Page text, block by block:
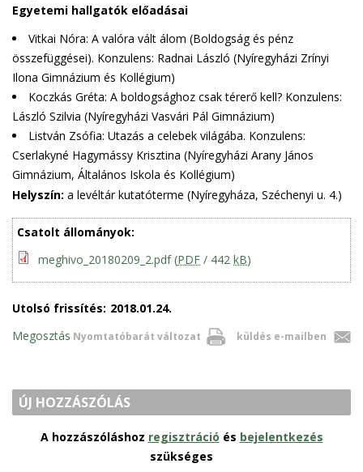
Egyetemi hallgatók előadásai
Vitkai Nóra: A valóra vált álom (Boldogság és pénz
összefüggései). Konzulens: Radnai László (Nyíregyházi Zrínyi
Ilona Gimnázium és Kollégium)
Koczkás Gréta: A boldogsághoz csak térerő kell? Konzulens:
László Szilvia (Nyíregyházi Vasvári Pál Gimnázium)
Listván Zsófia: Utazás a celebek világába. Konzulens:
Cserlakyné Hagymássy Krisztina (Nyíregyházi Arany János
Gimnázium, Általános Iskola és Kollégium)
Helyszín: a levéltár kutatóterme (Nyíregyháza, Széchenyi u. 4.)
Csatolt állományok:
meghivo_20180209_2.pdf(PDF / 442 kB)
Utolsó frissítés: 2018.01.24.
Nyomtatóbarát változat küldés e-mailben
Megosztás
ÚJ HOZZÁSZÓLÁS
A hozzászóláshoz regisztráció és bejelentkezés
szükséges